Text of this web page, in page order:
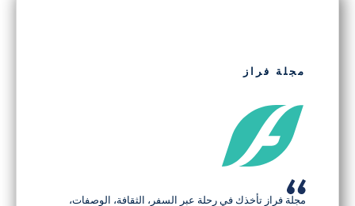
مجلة فراز
مجلة فراز تأخذك في رحلة عبر السفر، الثقافة، الوصفات،